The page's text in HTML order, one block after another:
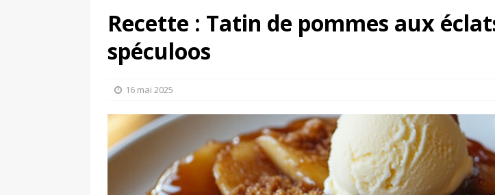
mollets
PRINCIPALE
Galettes roulées au saumon fumé, concombre et
[ 7 août 2026 ] Tiramisu glacé aux palets bretons et caramel au
PRINCIPALE
Recette : Tatin de pommes aux
spéculoos
16 mai 2025